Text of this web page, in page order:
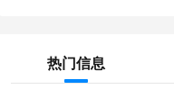
热门信息